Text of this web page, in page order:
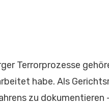
Terrorprozesse
habe. Als
zu dokumentieren